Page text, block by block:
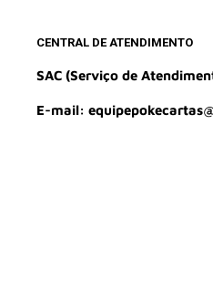
CENTRAL DE ATENDIMENTO
SAC (Serviço de
E-mail: